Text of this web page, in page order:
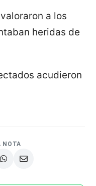
a los
heridas de
acudieron
NOTA